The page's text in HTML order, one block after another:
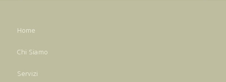
Home
Chi Siamo
Servizi